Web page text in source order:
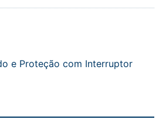
e Proteção com Interruptor